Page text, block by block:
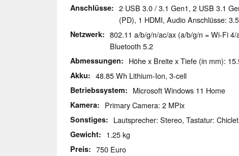
Anschlüsse
2 USB 3.0 / 3.1 Gen1, 2 USB 3.1
(PD), 1 HDMI, Audio Anschlüsse:
Netzwerk
802.11 a/b/g/n/ac/ax (a/b/g/n = Wi-Fi
Bluetooth 5.2
Abmessungen Höhe x Breite x Tiefe (in mm):
Akku 48.85 Wh Lithium-Ion, 3-cell
Betriebssystem Microsoft Windows 11 Home
Kamera Primary Camera: 2 MPix
Sonstiges Lautsprecher: Stereo, Tastatur:
Gewicht 1.25 kg
Preis 750 Euro